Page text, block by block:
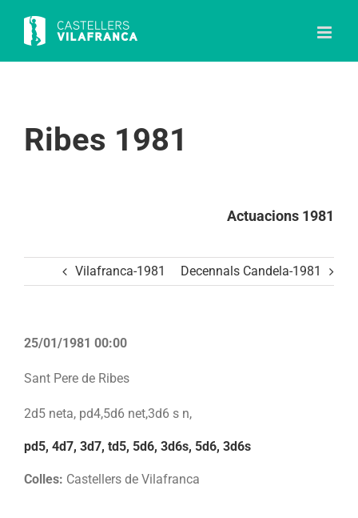
content
Ribes 1981
Actuacions 1981
Vilafranca-1981 Decennals Candela-1981
25/01/1981 00:00
Sant Pere de Ribes
2d5 neta, pd4,5d6 net,3d6 s n,
pd5, 4d7, 3d7, td5, 5d6, 3d6s, 5d6, 3d6s
Colles: Castellers de Vilafranca